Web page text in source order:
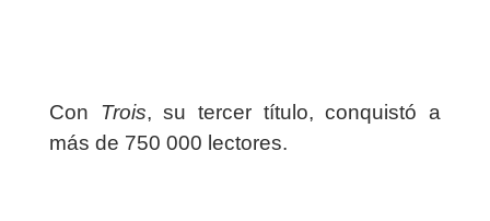
Con Trois, su tercer título, conquistó a
más de 750 000 lectores.